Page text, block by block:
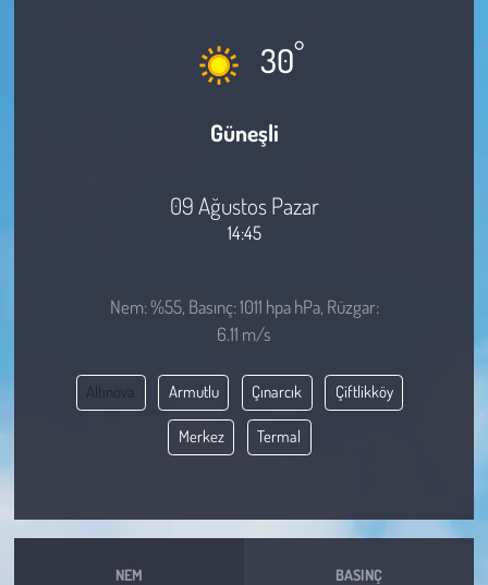
30°
Güneşli
09 Ağustos Pazar
14:45
Nem: %55, Basınç: 1011 hpa hPa, Rüzgar:
6.11 m/s
Altınova Armutlu Çınarcık Çiftlikköy
Merkez Termal
NEM BASINÇ
Hayvan Hakları